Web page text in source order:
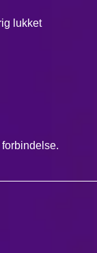
lukket